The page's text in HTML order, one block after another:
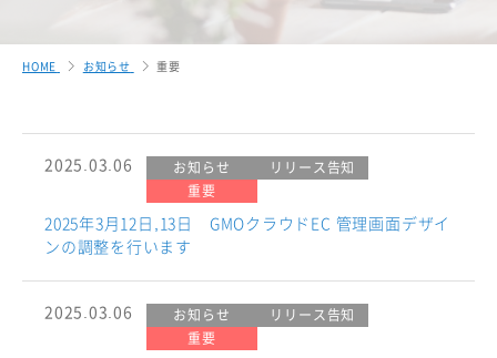
HOME お知らせ 重要
2025.03.06 お知らせ
リリース告知
重要
2025年3月12日,13日 GMOクラウドEC 管理画面デザイ
ンの調整を行います
2025.03.06 お知らせ
リリース告知
重要